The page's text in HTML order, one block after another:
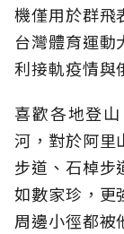
機僅用於群飛
台灣體育運動
利接軌疫情與
喜歡各地登
河，對於阿里
步道、石棹
如數家珍，更
周邊小徑都被